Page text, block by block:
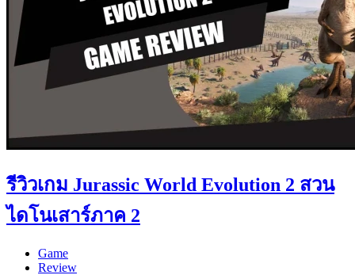
รีวิวเกม Jurassic World Evolution 2 สวน
ไดโนเสาร์ภาค 2
Game
Review